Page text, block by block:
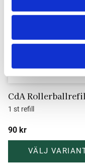
CdA
1 st refill
90 kr